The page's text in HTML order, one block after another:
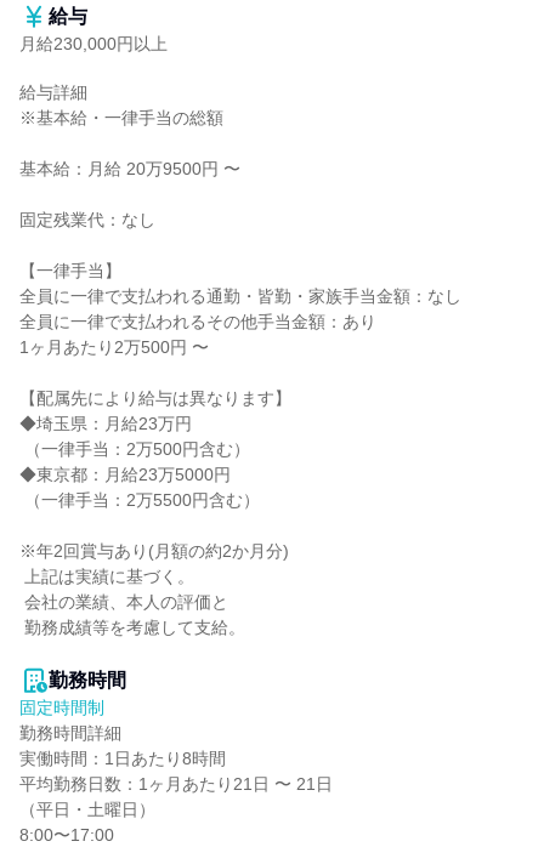
給与
月給230,000円以上
給与詳細
※基本給・一律手当の総額
基本給：月給 20万9500円 〜
固定残業代：なし
【一律手当】
全員に一律で支払われる通勤・皆勤・家族手当金額：なし
全員に一律で支払われるその他手当金額：あり
1ヶ月あたり2万500円 〜
【配属先により給与は異なります】
◆埼玉県：月給23万円
◆東京都：月給23万5000円
※年2回賞与あり(月額の約2か月分)
勤務時間
固定時間制
勤務時間詳細
実働時間：1日あたり8時間
平均勤務日数：1ヶ月あたり21日 〜 21日
（平日・土曜日）
8:00〜17:00